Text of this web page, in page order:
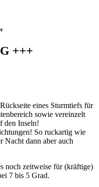
+++
eines Sturmtiefs für
sowie vereinzelt
den Inseln!
So ruckartig wie
Nacht dann aber auch
noch zeitweise für (kräftige)
7 bis 5 Grad.